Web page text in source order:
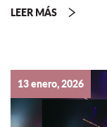
LEER MÁS
13 enero, 2026